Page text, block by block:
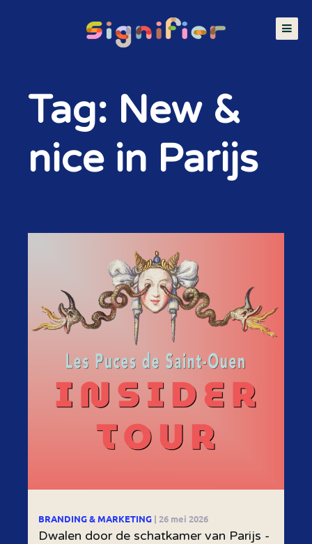
Tag: New &
nice in Parijs
BRANDING & MARKETING | 26 mei 2026
Dwalen door de schatkamer van Parijs -